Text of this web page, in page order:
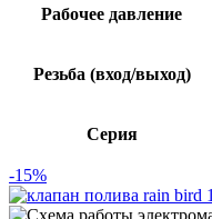
Рабочее давление
Резьба (вход/выход)
Серия
-15%